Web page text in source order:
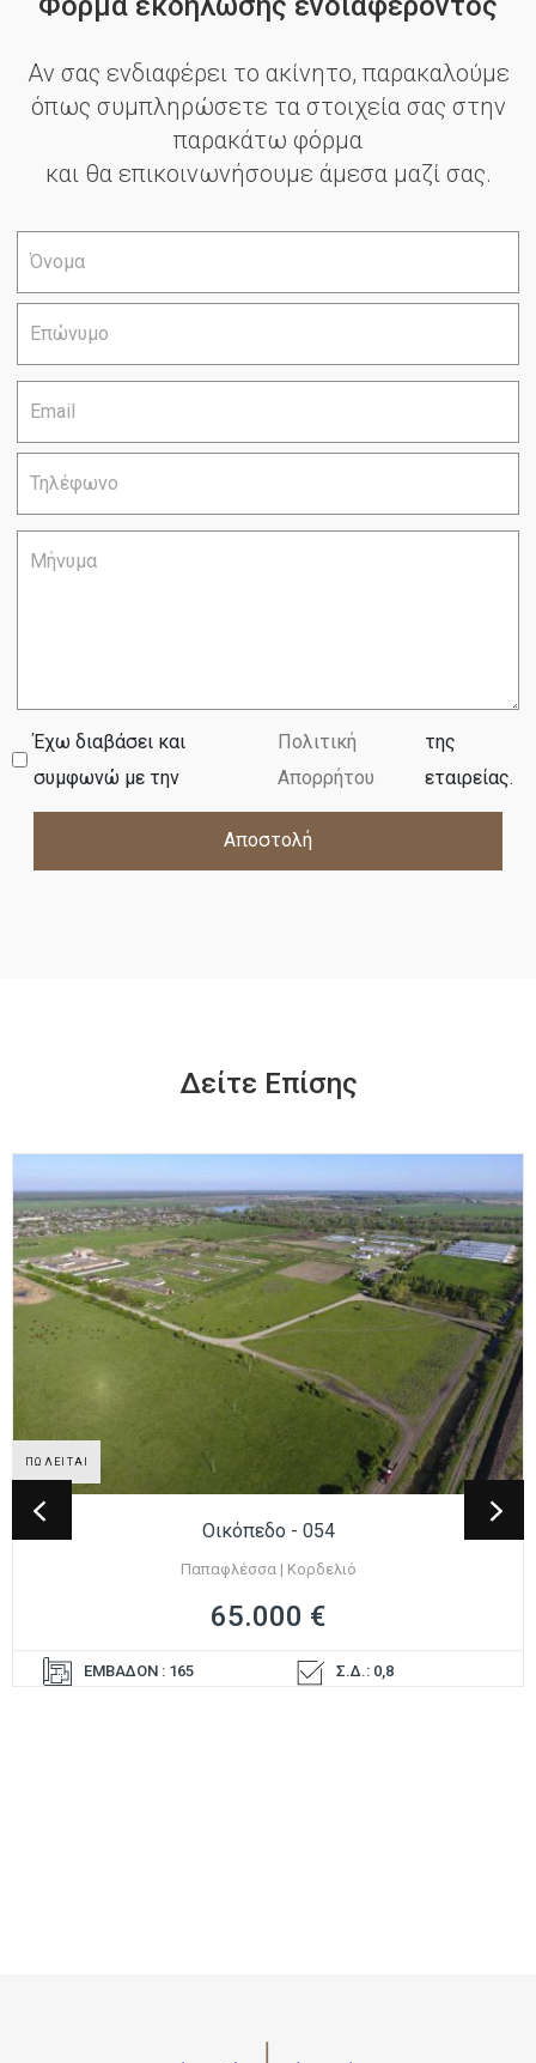
Αν σας ενδιαφέρει το ακίνητο, παρακαλούμε
όπως συμπληρώσετε τα στοιχεία σας στην
παρακάτω φόρμα
και θα επικοινωνήσουμε άμεσα μαζί σας.
Έχω διαβάσει και
συμφωνώ με την
Πολιτική
Απορρήτου
της
εταιρείας.
Αποστολή
Δείτε Επίσης
ΠΩΛΕΙΤΑΙ
Οικόπεδο - 054
Παπαφλέσσα | Κορδελιό
65.000 €
ΕΜΒΑΔΟΝ : 165 Σ.Δ.: 0,8